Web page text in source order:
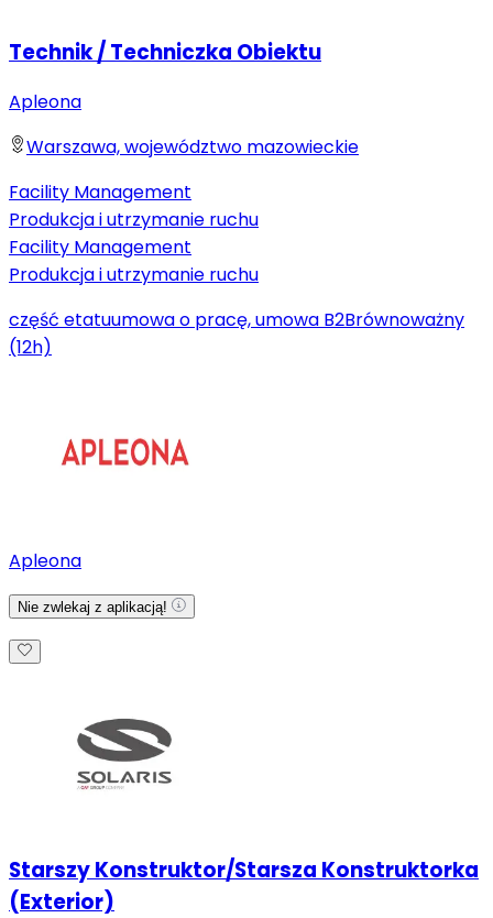
Technik / Techniczka Obiektu
Apleona
Warszawa, województwo mazowieckie
Facility Management
Produkcja i utrzymanie ruchu
Facility Management
Produkcja i utrzymanie ruchu
część etatuumowa o pracę, umowa B2Brównoważny
(12h)
Apleona
Nie zwlekaj z aplikacją!
Starszy Konstruktor/Starsza Konstruktorka
(Exterior)